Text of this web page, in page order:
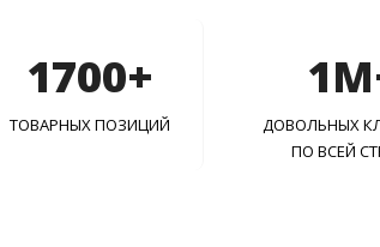
1700+
ТОВАРНЫХ ПОЗИЦИЙ
ДОВОЛЬНЫХ
ПО ВСЕЙ